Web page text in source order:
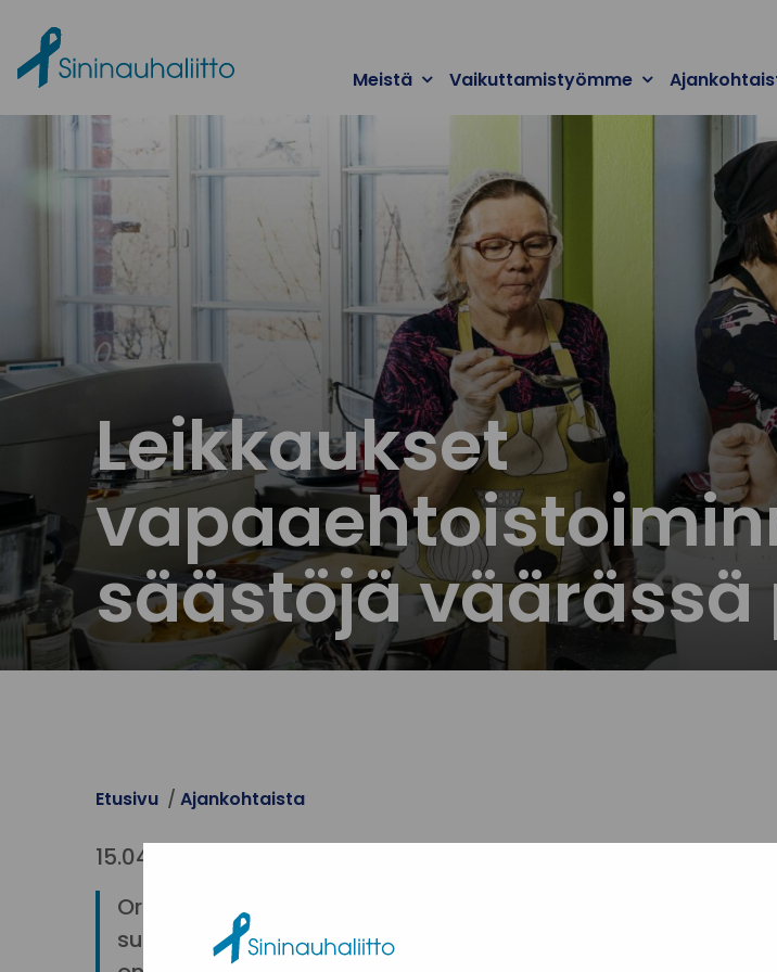
Meistä Vaikuttamistyömme
Leikkaukset
säästöjä väärässä
Etusivu Ajankohtaista
15.04.2025
Organisoitu vapaaehtoistoiminta ei ole ilmainen resurssi,
suunnitelmallista koordinointia, koulutusta ja tukirakenteita.